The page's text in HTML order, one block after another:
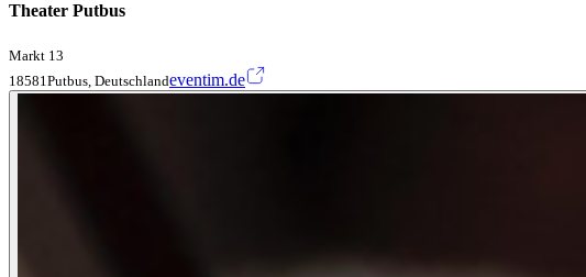
Theater Putbus
Markt 13
18581Putbus, Deutschlandeventim.de